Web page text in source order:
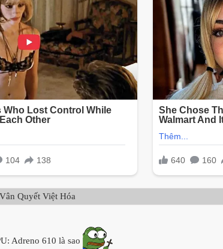
Quyết Việt Hóa
Adreno 610 là sao